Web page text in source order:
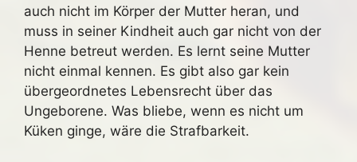
auch nicht im Körper der Mutter heran, und
muss in seiner Kindheit auch gar nicht von der
Henne betreut werden. Es lernt seine Mutter
nicht einmal kennen. Es gibt also gar kein
übergeordnetes Lebensrecht über das
Ungeborene. Was bliebe, wenn es nicht um
Küken ginge, wäre die Strafbarkeit.